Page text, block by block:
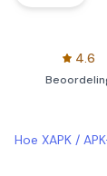
4.6
Hoe XAPK /